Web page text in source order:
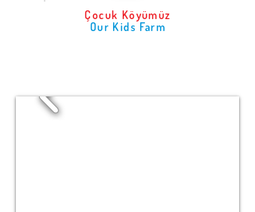
Çocuk Köyümüz
Our Kids Farm